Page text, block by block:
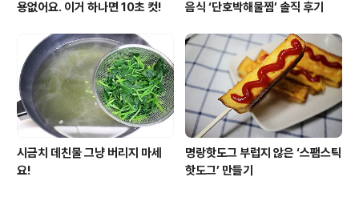
용없어요. 이거 하나면 10초 컷!
음식 ‘단호박해물찜’ 솔직 후기
시금치 데친물 그냥 버리지 마세
요!
명랑핫도그 부럽지 않은 ‘스팸스틱
핫도그’ 만들기